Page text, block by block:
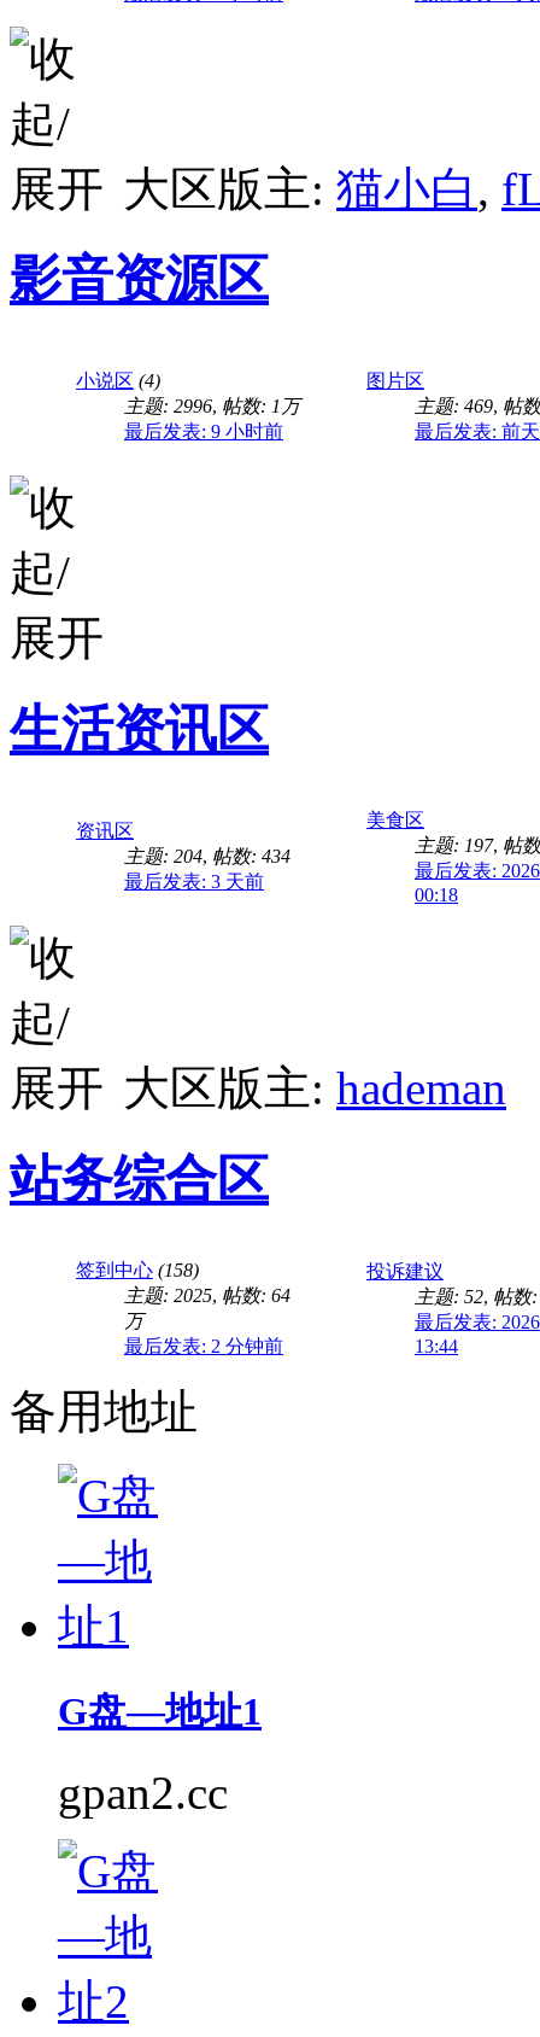
谁有这个小哥哥的(求
有健身的哥哥可以答下
你们有他的资源吗
大区版主: 猫小白 ,
影音资源区
小说区 (4)
主题: 2996, 帖数: 1万
最后发表: 9 小时前
图片区
主题: 469, 帖
最后发表: 前
生活资讯区
资讯区
主题: 204, 帖数: 434
最后发表: 3 天前
美食区
主题: 197, 帖
最后发表:
00:18
大区版主: hademan
站务综合区
签到中心 (158)
主题: 2025, 帖数: 64
万
最后发表: 2 分钟前
投诉建议
主题: 52, 帖数:
最后发表:
13:44
备用地址
G盘—地址1
gpan2.cc